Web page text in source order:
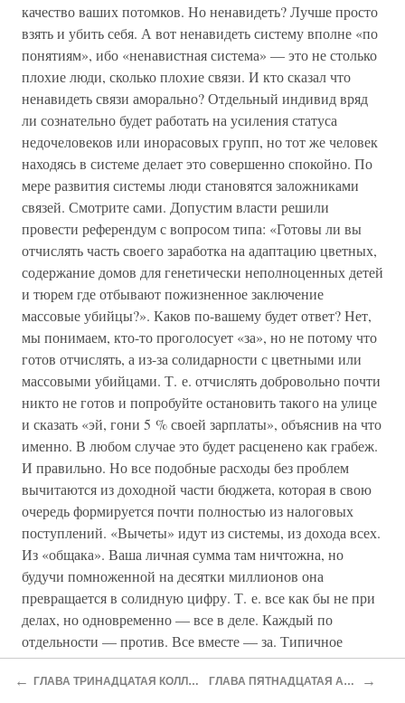
качество ваших потомков. Но ненавидеть? Лучше просто
взять и убить себя. А вот ненавидеть систему вполне «по
понятиям», ибо «ненавистная система» — это не столько
плохие люди, сколько плохие связи. И кто сказал что
ненавидеть связи аморально? Отдельный индивид вряд
ли сознательно будет работать на усиления статуса
недочеловеков или инорасовых групп, но тот же человек
находясь в системе делает это совершенно спокойно. По
мере развития системы люди становятся заложниками
связей. Смотрите сами. Допустим власти решили
провести референдум с вопросом типа: «Готовы ли вы
отчислять часть своего заработка на адаптацию цветных,
содержание домов для генетически неполноценных детей
и тюрем где отбывают пожизненное заключение
массовые убийцы?». Каков по-вашему будет ответ? Нет,
мы понимаем, кто-то проголосует «за», но не потому что
готов отчислять, а из-за солидарности с цветными или
массовыми убийцами. Т. е. отчислять добровольно почти
никто не готов и попробуйте остановить такого на улице
и сказать «эй, гони 5 % своей зарплаты», объяснив на что
именно. В любом случае это будет расценено как грабеж.
И правильно. Но все подобные расходы без проблем
вычитаются из доходной части бюджета, которая в свою
очередь формируется почти полностью из налоговых
поступлений. «Вычеты» идут из системы, из дохода всех.
Из «общака». Ваша личная сумма там ничтожна, но
будучи помноженной на десятки миллионов она
превращается в солидную цифру. Т. е. все как бы не при
делах, но одновременно — все в деле. Каждый по
отдельности — против. Все вместе — за. Типичное
проявление эмерджентности. Но сейчас это «почему-то»
называют демократией.
← ГЛАВА ТРИНАДЦАТАЯ КОЛЛЕКТИВНАЯ РЕАЛИЗАЦИЯ ГЛАВА ПЯТНАДЦАТАЯ АРИЙСКИЕ ПАРАДОКСЫ →